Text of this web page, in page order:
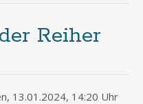
Reiher
13.01.2024, 14:20 Uhr